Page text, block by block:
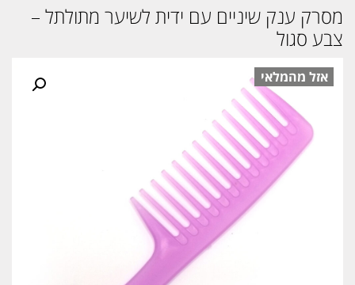
מסרק ענק שיניים עם ידית לשיער מתולתל –
צבע סגול